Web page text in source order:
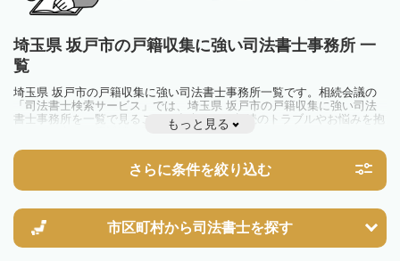
埼玉県 坂戸市の戸籍収集に強い司法書士事務所 一
覧
埼玉県 坂戸市の戸籍収集に強い司法書士事務所一覧です。相続会議の
「司法書士検索サービス」では、埼玉県 坂戸市の戸籍収集に強い司法
書士事務所を一覧で見ることが出来ます。相続のトラブルやお悩みを抱
えている方は一度近隣の司法書士に相談してみましょう。
もっと見る
さらに条件を絞り込む
市区町村から司法書士を探す